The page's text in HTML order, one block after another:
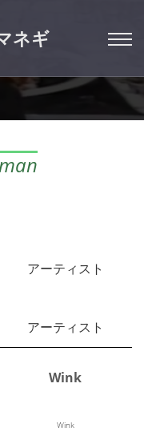
ネギ
アーティスト
アーティスト
Wink
Wink